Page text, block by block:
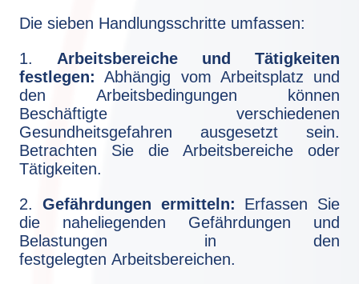
Die sieben Handlungsschritte umfassen:
1. Arbeitsbereiche und Tätigkeiten
festlegen: Abhängig vom Arbeitsplatz und
den Arbeitsbedingungen können
Beschäftigte verschiedenen
Gesundheitsgefahren ausgesetzt sein.
Betrachten Sie die Arbeitsbereiche oder
Tätigkeiten.
2. Gefährdungen ermitteln: Erfassen Sie
die naheliegenden Gefährdungen und
Belastungen in den
festgelegten Arbeitsbereichen.